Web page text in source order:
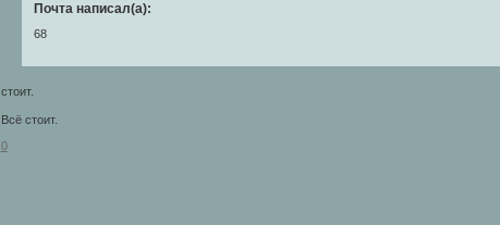
Почта написал(а):
68
стоит.
Всё стоит.
0